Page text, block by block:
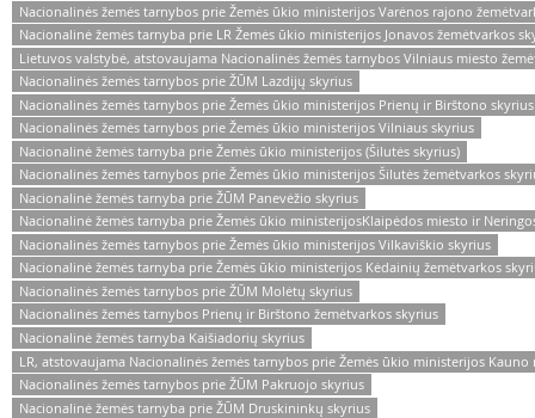
Nacionalinės žemės tarnybos prie Žemės ūkio ministerijos Varėnos rajono
Nacionalinė žemės tarnyba prie LR Žemės ūkio ministerijos Jonavos žemėtvarkos
Lietuvos valstybė, atstovaujama Nacionalinės žemės tarnybos Vilniaus miesto
Nacionalinės žemės tarnybos prie ŽŪM Lazdijų skyrius
Nacionalinės žemės tarnybos prie Žemės ūkio ministerijos Prienų ir Birštono skyrius
Nacionalinės žemės tarnybos prie Žemės ūkio ministerijos Vilniaus skyrius
Nacionalinė žemės tarnyba prie Žemės ūkio ministerijos (Šilutės skyrius)
Nacionalinės žemės tarnybos prie Žemės ūkio ministerijos Šilutės žemėtvarkos
Nacionalinė žemės tarnyba prie ŽŪM Panevėžio skyrius
Nacionalinė žemės tarnyba prie Žemės ūkio ministerijosKlaipėdos miesto ir
Nacionalinės žemės tarnybos prie Žemės ūkio ministerijos Vilkaviškio skyrius
Nacionalinė žemės tarnyba prie Žemės ūkio ministerijos Kėdainių žemėtvarkos
Nacionalinės žemės tarnybos prie ŽŪM Molėtų skyrius
Nacionalinės žemės tarnybos Prienų ir Birštono žemėtvarkos skyrius
Nacionalinė žemės tarnyba Kaišiadorių skyrius
LR, atstovaujama Nacionalinės žemės tarnybos prie Žemės ūkio ministerijos
Nacionalinės žemės tarnybos prie ŽŪM Pakruojo skyrius
Nacionalinė žemės tarnyba prie ŽŪM Druskininkų skyrius